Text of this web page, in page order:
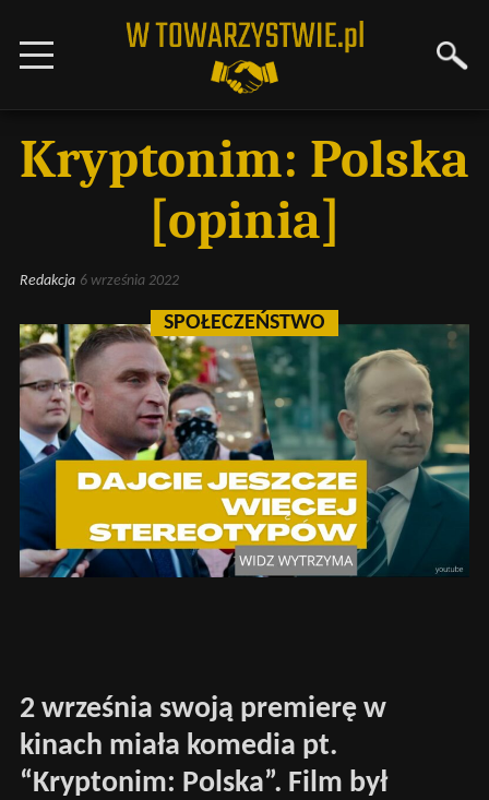
Kryptonim: Polska
[opinia]
Redakcja 6 września 2022
SPOŁECZEŃSTWO
2 września swoją premierę w
kinach miała komedia pt.
“Kryptonim: Polska”. Film był